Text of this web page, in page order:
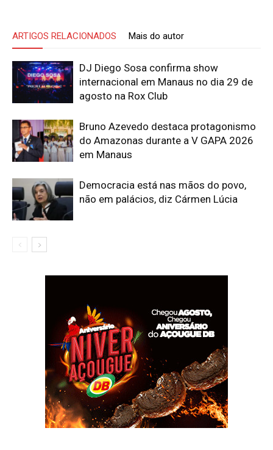
ARTIGOS RELACIONADOS Mais do autor
DJ Diego Sosa confirma show
internacional em Manaus no dia 29 de
agosto na Rox Club
Bruno Azevedo destaca protagonismo
do Amazonas durante a V GAPA 2026
em Manaus
Democracia está nas mãos do povo,
não em palácios, diz Cármen Lúcia